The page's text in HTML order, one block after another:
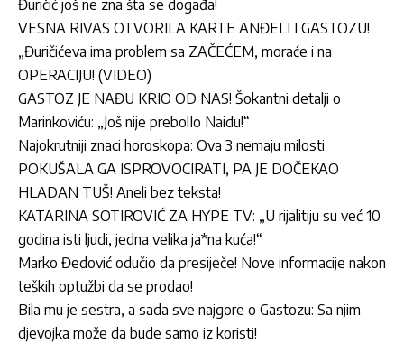
Đuričić još ne zna šta se događa!
VESNA RIVAS OTVORILA KARTE ANĐELI I GASTOZU!
„Đuričićeva ima problem sa ZAČEĆEM, moraće i na
OPERACIJU! (VIDEO)
GASTOZ JE NAĐU KRIO OD NAS! Šokantni detalji o
Marinkoviću: „Još nije prebolIo Naidu!“
Najokrutniji znaci horoskopa: Ova 3 nemaju milosti
POKUŠALA GA ISPROVOCIRATI, PA JE DOČEKAO
HLADAN TUŠ! Aneli bez teksta!
KATARINA SOTIROVIĆ ZA HYPE TV: „U rijalitiju su već 10
godina isti ljudi, jedna velika ja*na kuća!“
Marko Đedović odučio da presiječe! Nove informacije nakon
teških optužbi da se prodao!
Bila mu je sestra, a sada sve najgore o Gastozu: Sa njim
djevojka može da bude samo iz koristi!